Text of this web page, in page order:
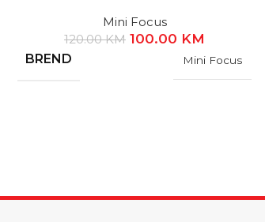
Mini Focus
120.00KM 100.00 KM
BREND Mini Focus